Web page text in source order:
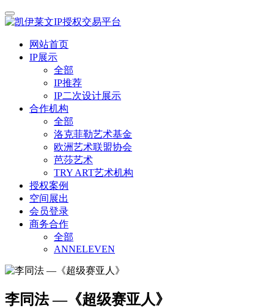
网站首页
IP展示
全部
IP推荐
IP二次设计展示
合作机构
全部
洛克菲勒艺术基金
欧洲艺术联盟协会
芭莎艺术
TRY ART艺术机构
授权案例
空间展出
会员登录
商务合作
全部
ANNELEVEN
李同法 —《超级赛亚人》